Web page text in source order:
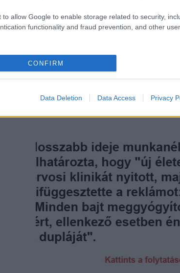
to allow Google to enable storage related to security,
functionality and fraud prevention, and other
CONFIRM
Data Deletion Data Access Privacy